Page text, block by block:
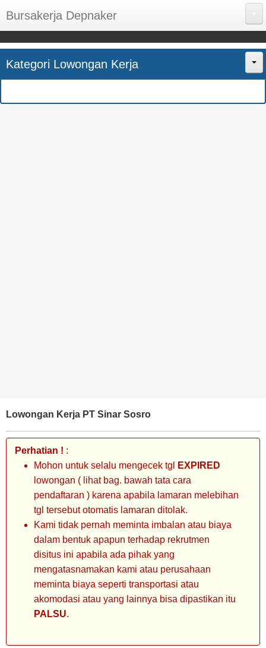
Bursakerja Depnaker
About Me
Disclaimer
Kategori Lowongan Kerja
Lowongan Kerja PT Sinar Sosro
Perhatian ! :
Mohon untuk selalu mengecek tgl
EXPIRED
lowongan ( lihat bag. bawah tata cara
pendaftaran ) karena apabila lamaran melebihan
tgl tersebut otomatis lamaran ditolak.
Kami tidak pernah meminta imbalan atau biaya
dalam bentuk apapun terhadap rekrutmen
disitus ini apabila ada pihak yang
mengatasnamakan kami atau perusahaan
meminta biaya seperti transportasi atau
akomodasi atau yang lainnya bisa dipastikan itu
PALSU.